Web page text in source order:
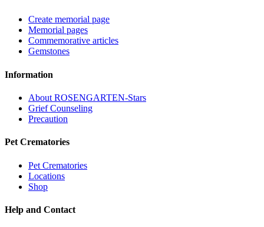
Create memorial page
Memorial pages
Commemorative articles
Gemstones
Information
About ROSENGARTEN-Stars
Grief Counseling
Precaution
Pet Crematories
Pet Crematories
Locations
Shop
Help and Contact